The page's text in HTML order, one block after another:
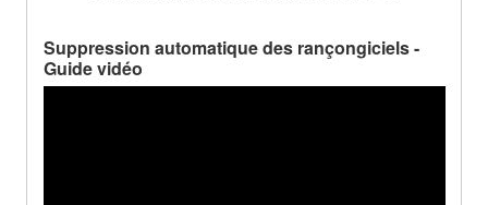
Suppression automatique des rançongiciels -
Guide vidéo